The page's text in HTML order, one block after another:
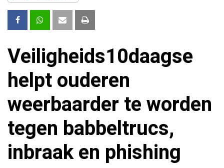
Veiligheids10daagse
helpt ouderen
weerbaarder te worden
tegen babbeltrucs,
inbraak en phishing